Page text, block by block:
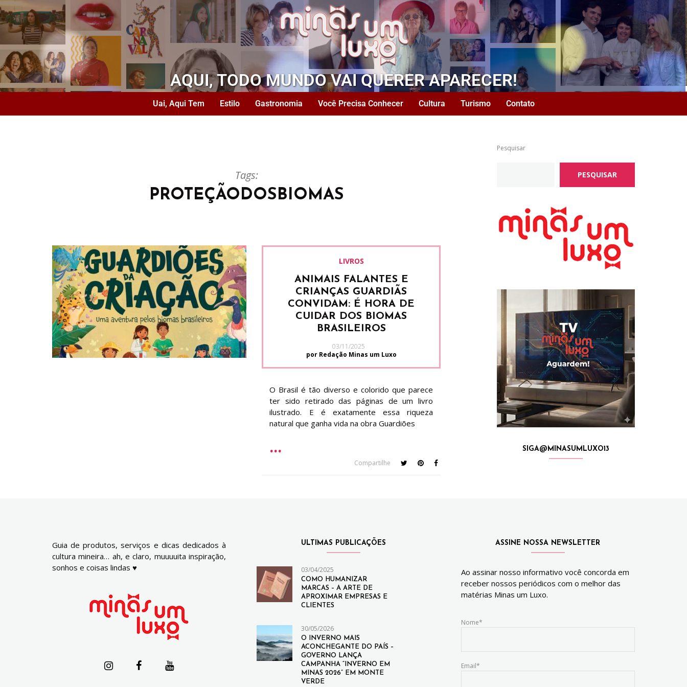
AQUI, TODO MUNDO VAI QUERER APARECER!
Uai, Aqui Tem Estilo Gastronomia Você Precisa Conhecer Cultura Turismo Contato
Tags:
PROTEÇÃODOSBIOMAS
LIVROS
ANIMAIS FALANTES E
CRIANÇAS GUARDIÃS
CONVIDAM: É HORA DE
CUIDAR DOS BIOMAS
BRASILEIROS
03/11/2025
por Redação Minas um Luxo
O Brasil é tão diverso e colorido que parece
ter sido retirado das páginas de um livro
ilustrado. E é exatamente essa riqueza
natural que ganha vida na obra Guardiões
Compartilhe
Pesquisar
PESQUISAR
SIGA@MINASUMLUXO13
Guia de produtos, serviços e dicas dedicados à
cultura mineira… ah, e claro, muuuuita inspiração,
sonhos e coisas lindas ♥
ULTIMAS PUBLICAÇÕES
03/04/2025
COMO HUMANIZAR
MARCAS – A ARTE DE
APROXIMAR EMPRESAS E
CLIENTES
30/05/2026
O INVERNO MAIS
ACONCHEGANTE DO PAÍS –
GOVERNO LANÇA
CAMPANHA “INVERNO EM
MINAS 2026” EM MONTE
VERDE
ASSINE NOSSA NEWSLETTER
Ao assinar nosso informativo você concorda em
receber nossos periódicos com o melhor das
matérias Minas um Luxo.
Nome*
Email*